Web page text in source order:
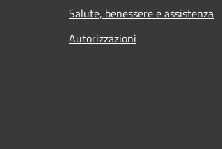
Salute, benessere e assistenza
Autorizzazioni